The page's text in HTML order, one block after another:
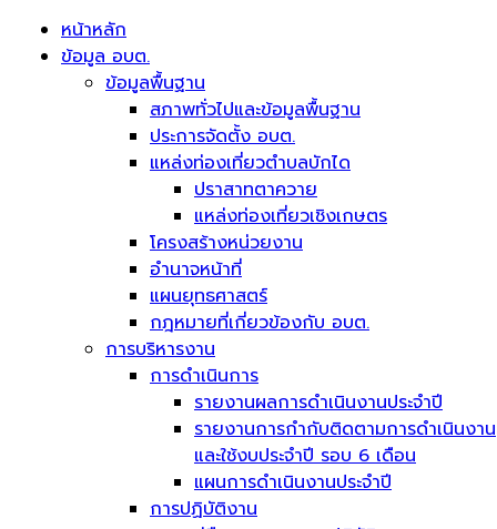
หน้าหลัก
ข้อมูล อบต.
ข้อมูลพื้นฐาน
สภาพทั่วไปและข้อมูลพื้นฐาน
ประการจัดตั้ง อบต.
แหล่งท่องเที่ยวตำบลบักได
ปราสาทตาควาย
แหล่งท่องเที่ยวเชิงเกษตร
โครงสร้างหน่วยงาน
อำนาจหน้าที่
แผนยุทธศาสตร์
กฎหมายที่เกี่ยวข้องกับ อบต.
การบริหารงาน
การดำเนินการ
รายงานผลการดำเนินงานประจำปี
รายงานการกำกับติดตามการดำเนินงาน
และใช้งบประจำปี รอบ 6 เดือน
แผนการดำเนินงานประจำปี
การปฏิบัติงาน